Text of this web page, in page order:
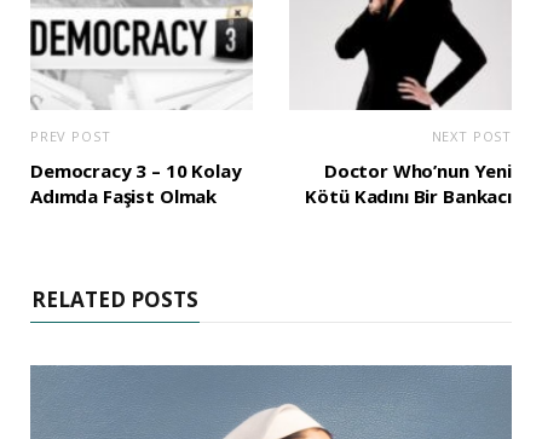
PREV POST
Democracy 3 – 10 Kolay
Adımda Faşist Olmak
NEXT POST
Doctor Who’nun Yeni
Kötü Kadını Bir Bankacı
RELATED POSTS